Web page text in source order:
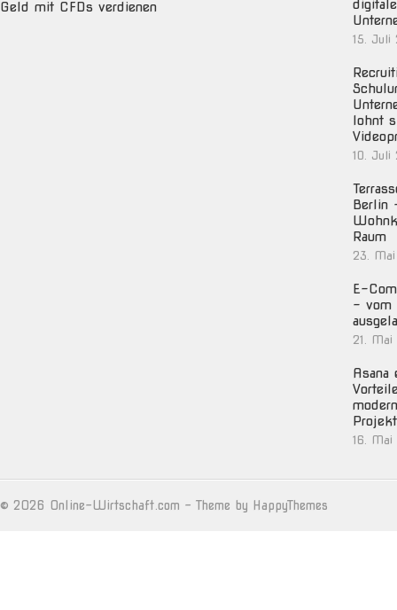
Geld mit CFDs verdienen
15. Juli
lohnt
10. Juli
Berlin
Raum
23.
E-
– vom
21. Mai
Asana
16. Mai
© 2026 Online-Wirtschaft.com - Theme by HappyThemes